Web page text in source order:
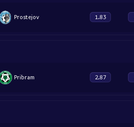
Prostejov 1.83
Pribram 2.87